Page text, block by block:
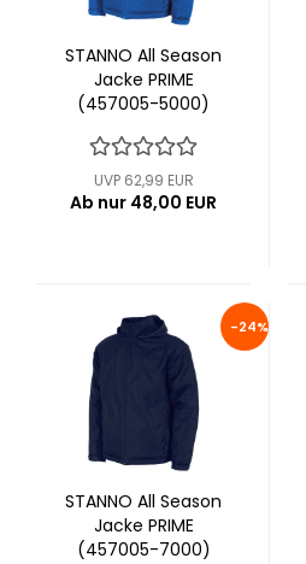
STANNO All Season
Jacke PRIME
(457005-5000)
UVP 62,99 EUR
Ab nur 48,00 EUR
-24%
STANNO All Season
Jacke PRIME
(457005-7000)